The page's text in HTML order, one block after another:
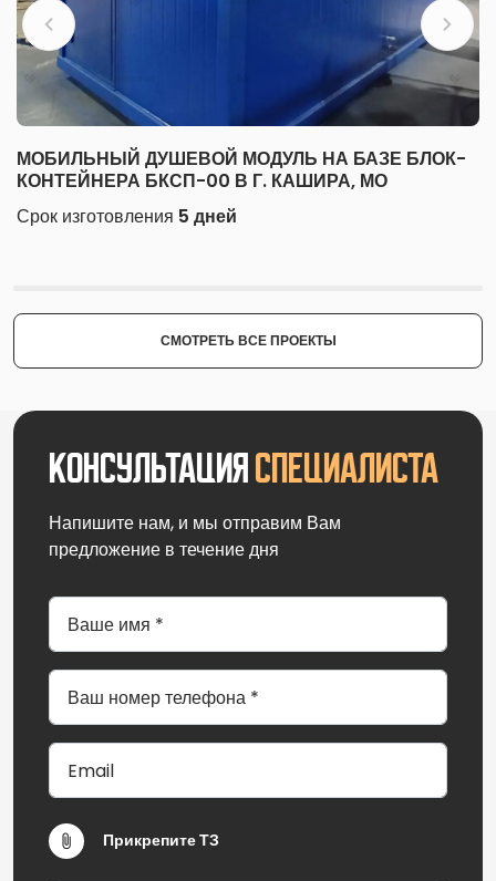
МОБИЛЬНЫЙ ДУШЕВОЙ МОДУЛЬ НА БАЗЕ БЛОК-
КОНТЕЙНЕРА БКСП-00 В Г. КАШИРА, МО
Срок изготовления 5 дней
СМОТРЕТЬ ВСЕ ПРОЕКТЫ
Консультация специалиста
Напишите нам, и мы отправим Вам
предложение в течение дня
Прикрепите ТЗ